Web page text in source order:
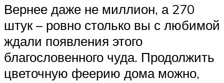
Вернее даже не миллион, а 270
штук – ровно столько вы с любимой
ждали появления этого
благословенного чуда. Продолжить
цветочную феерию дома можно,